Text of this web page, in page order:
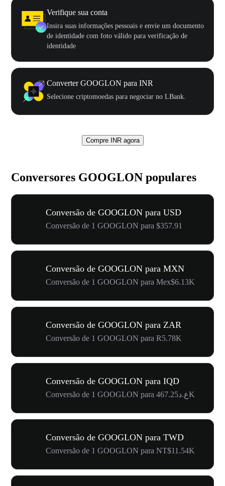
Verifique sua conta
Insira suas informações pessoais e envie um documento
de identidade com foto válido para verificação de
identidade
Converter GOOGLON para INR
Selecione criptomoedas para negociar no LBank.
Compre INR agora
Conversores GOOGLON populares
Conversão de GOOGLON para USD
Conversão de 1 GOOGLON para $357.91
Conversão de GOOGLON para MXN
Conversão de 1 GOOGLON para Mex$6.13K
Conversão de GOOGLON para ZAR
Conversão de 1 GOOGLON para R5.78K
Conversão de GOOGLON para IQD
Conversão de 1 GOOGLON para ع.د467.25K
Conversão de GOOGLON para TWD
Conversão de 1 GOOGLON para NT$11.54K